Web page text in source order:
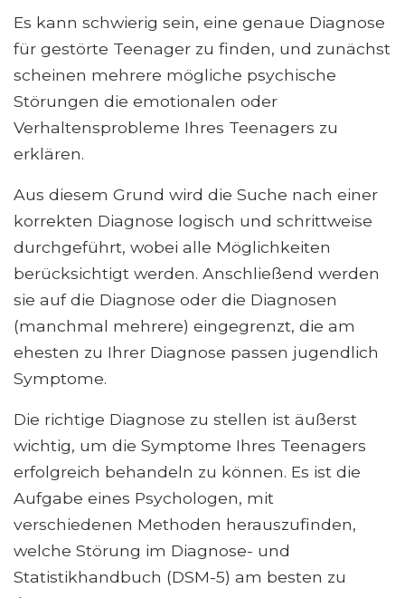
Es kann schwierig sein, eine genaue Diagnose
für gestörte Teenager zu finden, und zunächst
scheinen mehrere mögliche psychische
Störungen die emotionalen oder
Verhaltensprobleme Ihres Teenagers zu
erklären.
Aus diesem Grund wird die Suche nach einer
korrekten Diagnose logisch und schrittweise
durchgeführt, wobei alle Möglichkeiten
berücksichtigt werden. Anschließend werden
sie auf die Diagnose oder die Diagnosen
(manchmal mehrere) eingegrenzt, die am
ehesten zu Ihrer Diagnose passen jugendlich
Symptome.
Die richtige Diagnose zu stellen ist äußerst
wichtig, um die Symptome Ihres Teenagers
erfolgreich behandeln zu können. Es ist die
Aufgabe eines Psychologen, mit
verschiedenen Methoden herauszufinden,
welche Störung im Diagnose- und
Statistikhandbuch (DSM-5) am besten zu